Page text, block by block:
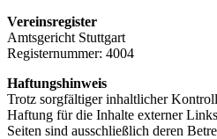
Vereinsregister
Amtsgericht Stuttgart
Registernummer: 4004
Haftungshinweis
Trotz sorgfältiger inhaltlicher
Haftung für die Inhalte externer
Seiten sind ausschließlich deren